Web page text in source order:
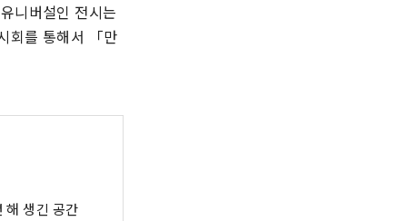
니버설인 전시는
회를 통해서 「만
해 생긴 공간